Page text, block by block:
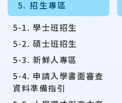
5. 招生專區
5-1. 學士班招生
5-2. 碩士班招生
5-3. 新鮮人專區
5-4. 申請入學書面審查
資料準備指引